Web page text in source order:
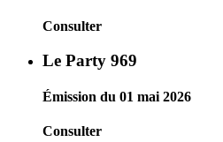
Consulter
Le Party 969
Émission du 01 mai 2026
Consulter